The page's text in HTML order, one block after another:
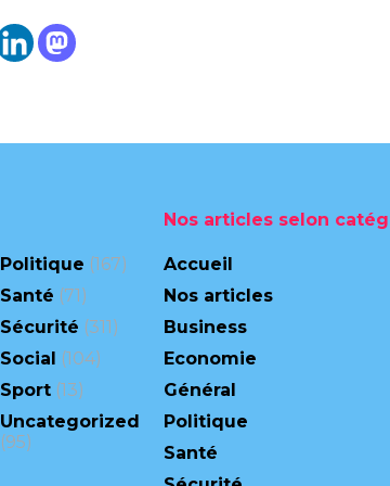
Politique (167)
Santé (71)
Sécurité (311)
Social (104)
Sport(13)
Uncategorized
(95)
Nos articles selon
Accueil
Nos articles
Business
Economie
Général
Politique
Santé